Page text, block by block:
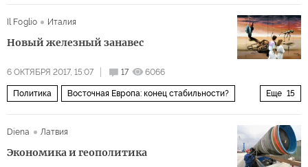
Il Foglio
Италия
Новый железный занавес
6 ОКТЯБРЯ 2017, 15:07 17 6066
Еще 15
Политика Восточная Европа: конец стабильности?
Diena Латвия
Экономика и геополитика